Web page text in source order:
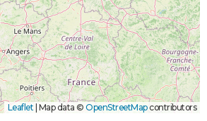
Leaflet Map data © OpenStreetMapcontributors